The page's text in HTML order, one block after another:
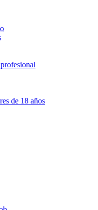
de 18 años